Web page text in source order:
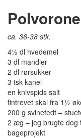
ca. 36-38 stk.
4½ dl hvedemel
3 dl mandler
2 dl rørsukker
3 tsk kanel
en knivspids salt
fintrevet skal fra 1½
200 g svinefedt –
2 æg – jeg brugte dog
bageprojekt